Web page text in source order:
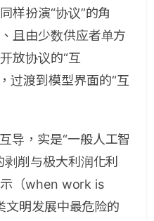
扮演“协议”的角
且由少数供应者单方
放协议的“互
过渡到模型界面的“互
导，实是“一般人工智
削与极大利润化利
（when work is
明发展中最危险的